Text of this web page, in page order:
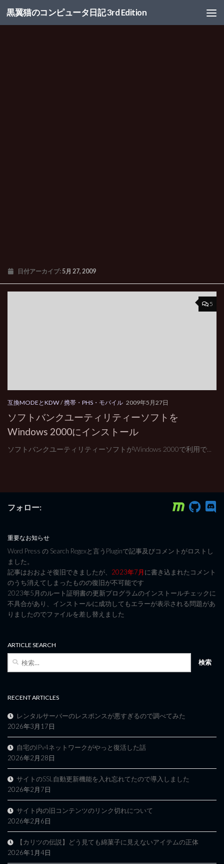
コンテンツへスキップ
黒翼猫のコンピュータ日記 3rd Edition
日付アーカイブ: 5月 27, 2009
5
互換MODEとKDW/携帯・PHS・モバイル 2009年5月27日
ソフトバンクユーティリティーソフトを
Windows 2000にインストール
ソフトバンクユーティリティーソフトがWindows 2000で利用で...
フォロー:
重要なお知らせ
Word Press の Search Regexと言うPluginで記事及びコメントがロストし
ました。
記事はおおよそ復旧できましたが、 2023年7月に書き込まれたコメント
のうち消えてしまったものの復旧が不可能です
2023年5月のルート証明書の更新プログラムのインストールチェックに
不具合があり、インストールに成功してもエラーが表示される問題があ
りましたのでファイルを差し替えました
ARTICLE SEARCH
RECENT ARTICLES
レンタルサーバーのレスポンスが悪すぎるので調べてみた
2026年3月17日
自宅のIPv4ネットワークがやっと復活した話
2026年2月28日
サイトのSSL自動更新機能を入れ忘れてたので導入しました
2026年2月7日
サイト内の旧コンテンツのリンク切れについて
2026年2月6日
【カリツの伝説】どう見ても綿菓子に見えないアイテムの正体
2026年1月4日